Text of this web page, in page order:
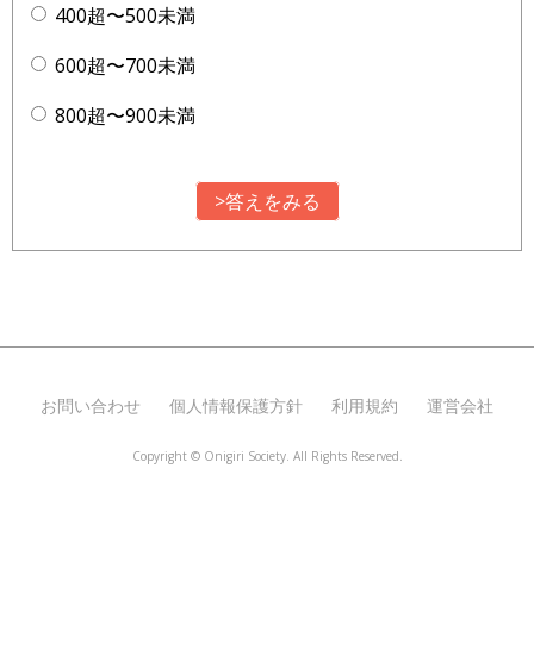
400超〜500未満
600超〜700未満
800超〜900未満
>答えをみる
お問い合わせ 個人情報保護方針 利用規約 運営会社
Copyright © Onigiri Society. All Rights Reserved.